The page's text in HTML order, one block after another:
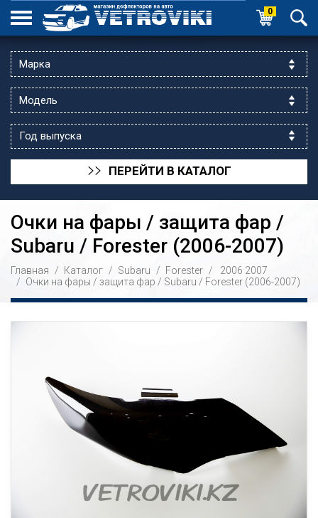
выходной
0
>> ПЕРЕЙТИ В КАТАЛОГ
Очки на фары / защита фар /
Subaru / Forester (2006-2007)
Главная Каталог Subaru Forester 2006 2007
Очки на фары / защита фар / Subaru / Forester (2006-2007)